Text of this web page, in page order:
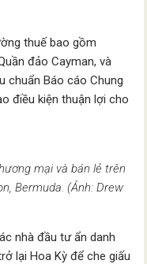
thuế bao gồm
đảo Cayman, và
chuẩn Báo cáo Chung
điều kiện thuận lợi cho
mại và bán lẻ trên
Bermuda. (Ảnh: Drew
nhà đầu tư ẩn danh
lại Hoa Kỳ để che giấu